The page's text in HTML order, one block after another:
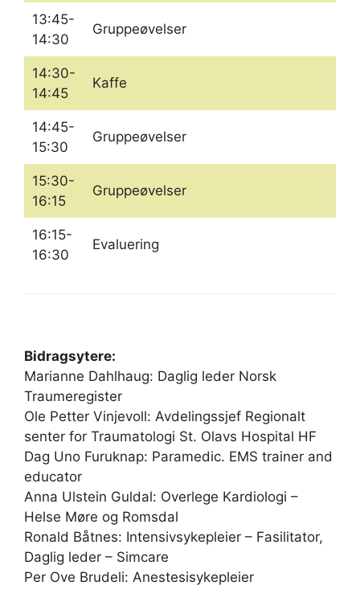
13:45-
14:30
Gruppeøvelser
14:30-
14:45
Kaffe
14:45-
15:30
Gruppeøvelser
15:30-
16:15
Gruppeøvelser
16:15-
16:30
Evaluering
Bidragsytere:
Marianne Dahlhaug: Daglig leder Norsk
Traumeregister
Ole Petter Vinjevoll: Avdelingssjef Regionalt
senter for Traumatologi St. Olavs Hospital HF
Dag Uno Furuknap: Paramedic. EMS trainer and
educator
Anna Ulstein Guldal: Overlege Kardiologi –
Helse Møre og Romsdal
Ronald Båtnes: Intensivsykepleier – Fasilitator,
Daglig leder – Simcare
Per Ove Brudeli: Anestesisykepleier